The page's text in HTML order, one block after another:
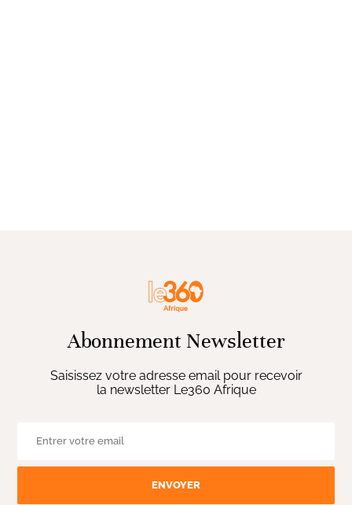
Abonnement Newsletter
Saisissez votre adresse email pour recevoir
la newsletter Le360 Afrique
ENVOYER